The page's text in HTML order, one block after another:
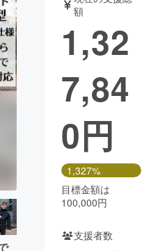
ット
書籍・雑誌
チャレンジ
化
CAMPFIRE Creation
machi-ya コミュニティ
額
1,32
7,84
0円
1,327%
目標金額は
100,000円
支援者数